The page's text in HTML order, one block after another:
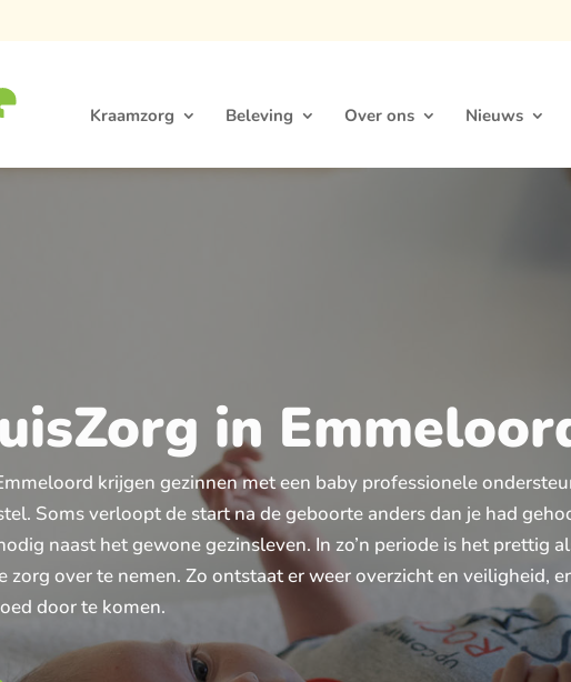
Kraamzorg Beleving Over ons Nieuws
in
krijgen gezinnen met een baby professionele
Soms verloopt de start na de geboorte anders dan je had
naast het gewone gezinsleven. In zo’n periode is het prettig
zorg over te nemen. Zo ontstaat er weer overzicht en veiligheid,
door te komen.